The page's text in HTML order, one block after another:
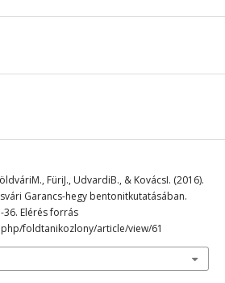
FüriJ., UdvardiB., & KovácsI. (2016).
Garancs-hegy bentonitkutatásában.
36. Elérés forrás
foldtanikozlony/article/view/61